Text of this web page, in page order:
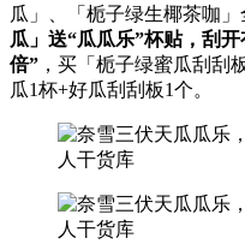
瓜」、「栀子绿生椰茶咖」
瓜」送“瓜瓜乐”杯贴，刮
倍” ，买「栀子绿蜜瓜刮刮
瓜1杯+好瓜刮刮板1个。